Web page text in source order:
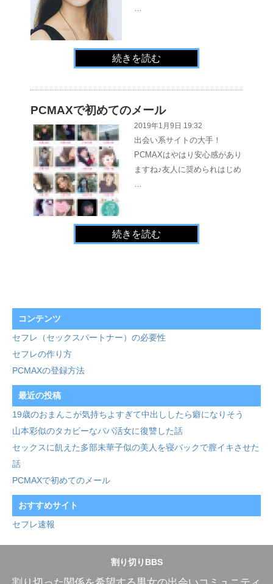
続きを読む
PCMAXで初めてのメール
2019年1月9日 19:32
出会い系サイトの大手！
PCMAXはやはり安心感があり
ますね♪友人に奨められはじめ
続きを読む
コンテンツ
セフレ（セックスパートナー）の必要性
セフレの作り方
PCMAXの登録方法
最近の投稿
19歳のおまんこが気持ちよすぎて中出ししたら癖になりそう
山本彩似のタカビーなパパ活女に復讐した話
セックスに飢えた多部未華子似の美人を寝バックで膣イキさせた
話
PCMAXで初めてのメール
おすすめサイト
セフレ速報
割り切りBBS